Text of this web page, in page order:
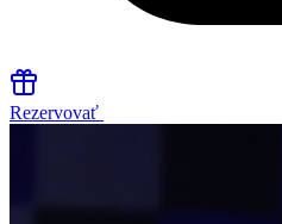
Rezervovať